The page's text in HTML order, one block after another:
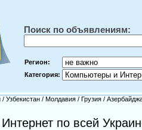
Поиск по объявлениям:
Регион:
Категория:
/ Узбекистан / Молдавия / Грузия /
по всей